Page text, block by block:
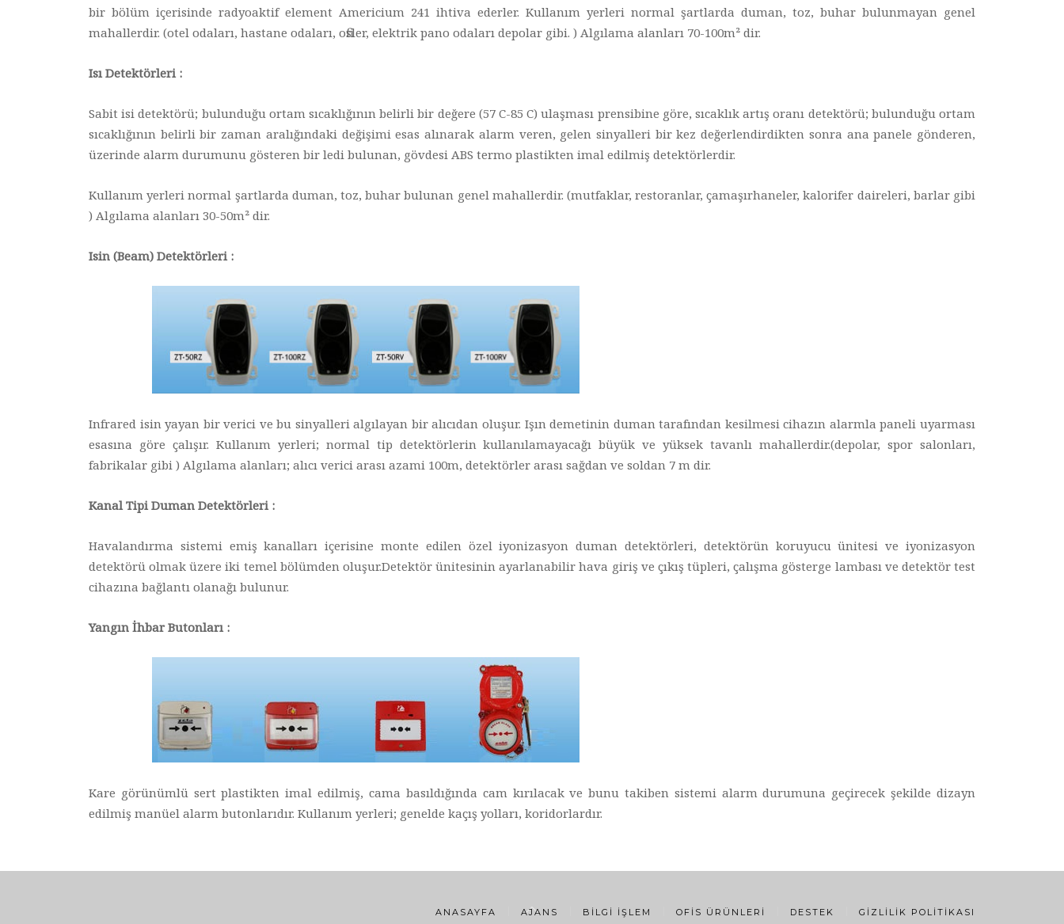
bir bölüm içerisinde radyoaktif element Americium 241 ihtiva ederler. Kullanım yerleri normal şartlarda duman, toz, buhar bulunmayan genel
mahallerdir. (otel odaları, hastane odaları, ofisler, elektrik pano odaları depolar gibi. ) Algılama alanları 70-100m² dir.
Isı Detektörleri :
Sabit isi detektörü; bulunduğu ortam sıcaklığının belirli bir değere (57 C-85 C) ulaşması prensibine göre, sıcaklık artış oranı detektörü; bulunduğu ortam
sıcaklığının belirli bir zaman aralığındaki değişimi esas alınarak alarm veren, gelen sinyalleri bir kez değerlendirdikten sonra ana panele gönderen,
üzerinde alarm durumunu gösteren bir ledi bulunan, gövdesi ABS termo plastikten imal edilmiş detektörlerdir.
Kullanım yerleri normal şartlarda duman, toz, buhar bulunan genel mahallerdir. (mutfaklar, restoranlar, çamaşırhaneler, kalorifer daireleri, barlar gibi
) Algılama alanları 30-50m² dir.
Isin (Beam) Detektörleri :
Infrared isin yayan bir verici ve bu sinyalleri algılayan bir alıcıdan oluşur. Işın demetinin duman tarafından kesilmesi cihazın alarmla paneli uyarması
esasına göre çalışır. Kullanım yerleri; normal tip detektörlerin kullanılamayacağı büyük ve yüksek tavanlı mahallerdir.(depolar, spor salonları,
fabrikalar gibi ) Algılama alanları; alıcı verici arası azami 100m, detektörler arası sağdan ve soldan 7 m dir.
Kanal Tipi Duman Detektörleri :
Havalandırma sistemi emiş kanalları içerisine monte edilen özel iyonizasyon duman detektörleri, detektörün koruyucu ünitesi ve iyonizasyon
detektörü olmak üzere iki temel bölümden oluşur.Detektör ünitesinin ayarlanabilir hava giriş ve çıkış tüpleri, çalışma gösterge lambası ve detektör test
cihazına bağlantı olanağı bulunur.
Yangın İhbar Butonları :
Kare görünümlü sert plastikten imal edilmiş, cama basıldığında cam kırılacak ve bunu takiben sistemi alarm durumuna geçirecek şekilde dizayn
edilmiş manüel alarm butonlarıdır. Kullanım yerleri; genelde kaçış yolları, koridorlardır.
ANASAYFA AJANS BILGI İŞLEM OFIS ÜRÜNLERI DESTEK GIZLILIK POLITIKASI